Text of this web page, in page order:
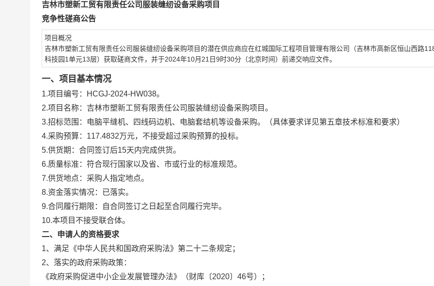
吉林市塑新工贸有限责任公司服装缝纫设备采购项目
竞争性磋商公告
项目概况
吉林市塑新工贸有限责任公司服装缝纫设备采购项目 的潜在供应商应在红城国际工程项目管理有限公司
（吉林市高新区恒山西路
科技园1单元13层）获取磋商文件，并于2024年10月21日9时30分（北京时间）前递交响应文件。
一、项目基本情况
1.项目编号：HCGJ-2024-HW038。
2.项目名称： 吉林市塑新工贸有限责任公司服装缝纫设备采购项目。
3.招标范围：
电脑平缝机、四线码边机、电脑套结机等设备采购。（具体要求详见第五章技术标准和要求）
4.采购预算：117.4832万元，不接受超过采购预算的投标。
5.供货期 ： 合同签订后15天内完成供货。
6.质量标准：符合现行国家以及省、市或行业的标准规范。
7.供货地点：采购人指定地点。
8.资金落实情况：已落实。
9.合同履行期限：自合同签订之日起至合同履行完毕。
10.本项目不接受联合体。
二、申请人的资格要求
1、满足《中华人民共和国政府采购法》第二十二条规定；
2、落实的政府采购政策：
《政府采购促进中小企业发展管理办法》（财库〔2020〕46号）；